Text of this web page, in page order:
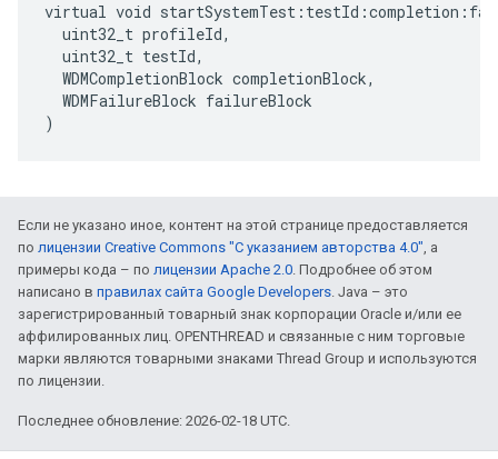
virtual void
  uint32_t profileId,
  uint32_t testId,
  WDMCompletionBlock completionBlock,
  WDMFailureBlock failureBlock
)
Если не указано иное, контент на этой странице предоставляется
по лицензии Creative Commons "С указанием авторства 4.0", а
примеры кода – по лицензии Apache 2.0. Подробнее об этом
написано в правилах сайта Google Developers. Java – это
зарегистрированный товарный знак корпорации Oracle и/или ее
аффилированных лиц. OPENTHREAD и связанные с ним торговые
марки являются товарными знаками Thread Group и используются
по лицензии.
Последнее обновление: 2026-02-18 UTC.